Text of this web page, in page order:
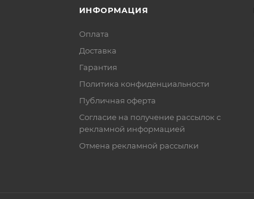
ИНФОРМАЦИЯ
Оплата
Доставка
Гарантия
Политика конфиденциальности
Публичная оферта
Согласие на получение рассылок с
рекламной информацией
Отмена рекламной рассылки